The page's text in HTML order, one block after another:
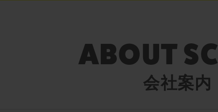
会社案内